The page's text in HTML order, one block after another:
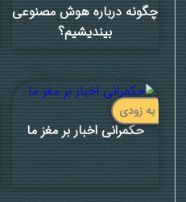
چگونه درباره هوش مصنوعی
بیندیشیم؟
حکمرانی اخبار بر مغز ما
به زودی